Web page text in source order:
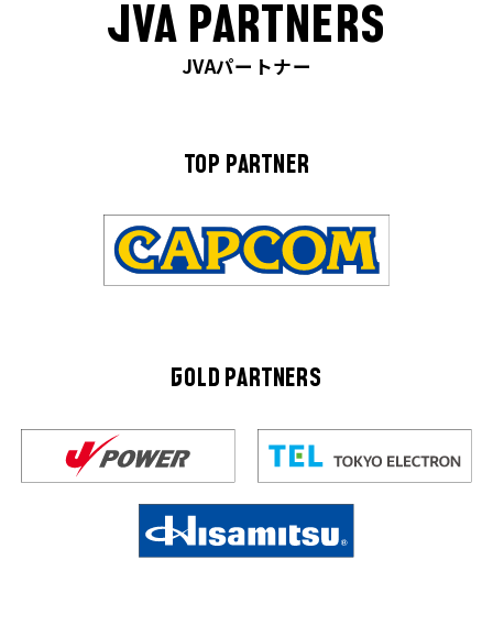
JVA PARTNERS
JVAパートナー
TOP PARTNER
GOLD PARTNERS